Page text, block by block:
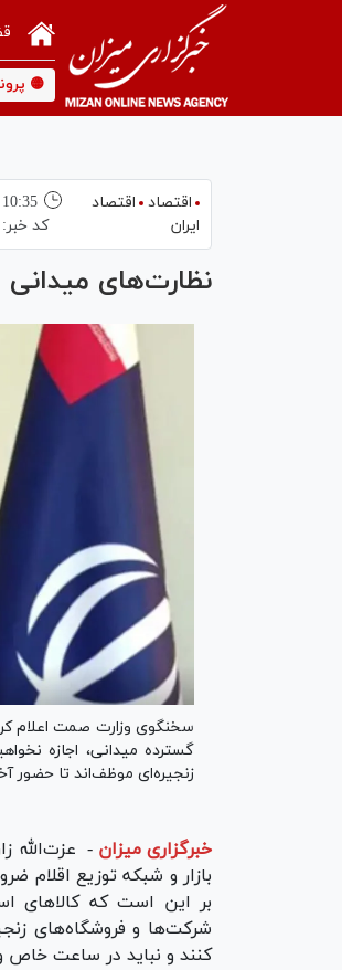
🟡
اقتصاد
اقتصاد
ایران
10:35
کد خبر:
نظارت‌های
سخنگوی وزارت صمت اعلام
گسترده میدانی، اجازه
زنجیره‌ای موظف‌اند تا حضور
خبرگزاری میزان - عزت‌الله
بازار و شبکه توزیع اقلام
بر این است که کالا‌های
شرکت‌ها و فروشگاه‌های
کنند و نباید در ساعت خاص